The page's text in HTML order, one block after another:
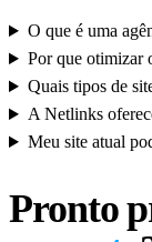
O que é uma
Por que otimizar
Quais tipos de
A Netlinks
Meu site atual
Pronto